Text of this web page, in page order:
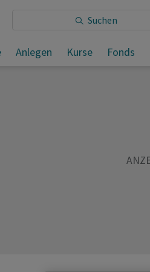
Anlegen Kurse Fonds